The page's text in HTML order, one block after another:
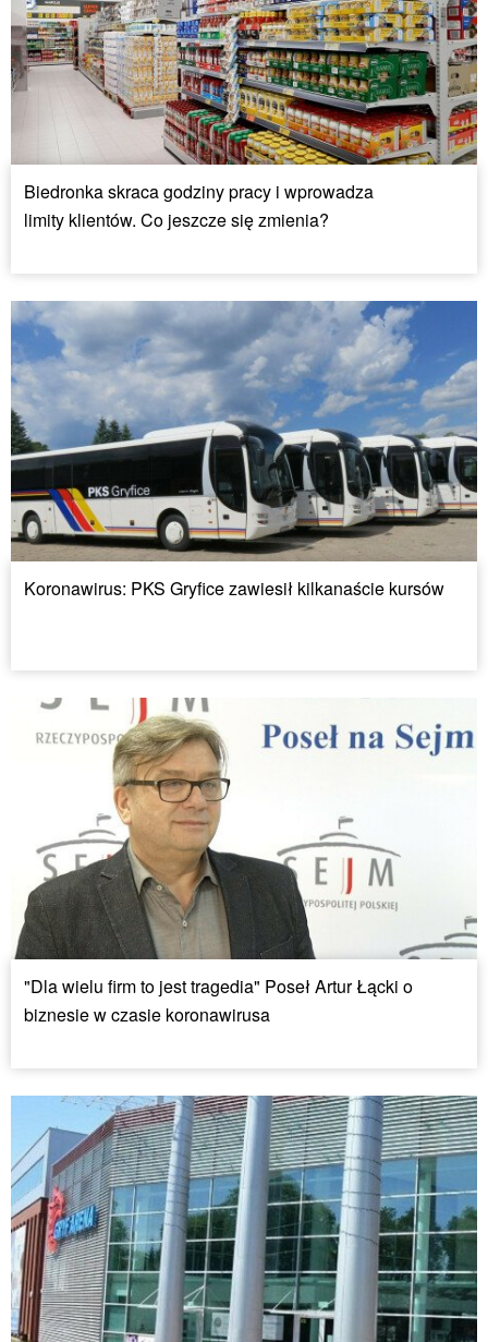
Biedronka skraca godziny pracy i wprowadza
limity klientów. Co jeszcze się zmienia?
Koronawirus: PKS Gryfice zawiesił kilkanaście kursów
"Dla wielu firm to jest tragedia" Poseł Artur Łącki o
biznesie w czasie koronawirusa